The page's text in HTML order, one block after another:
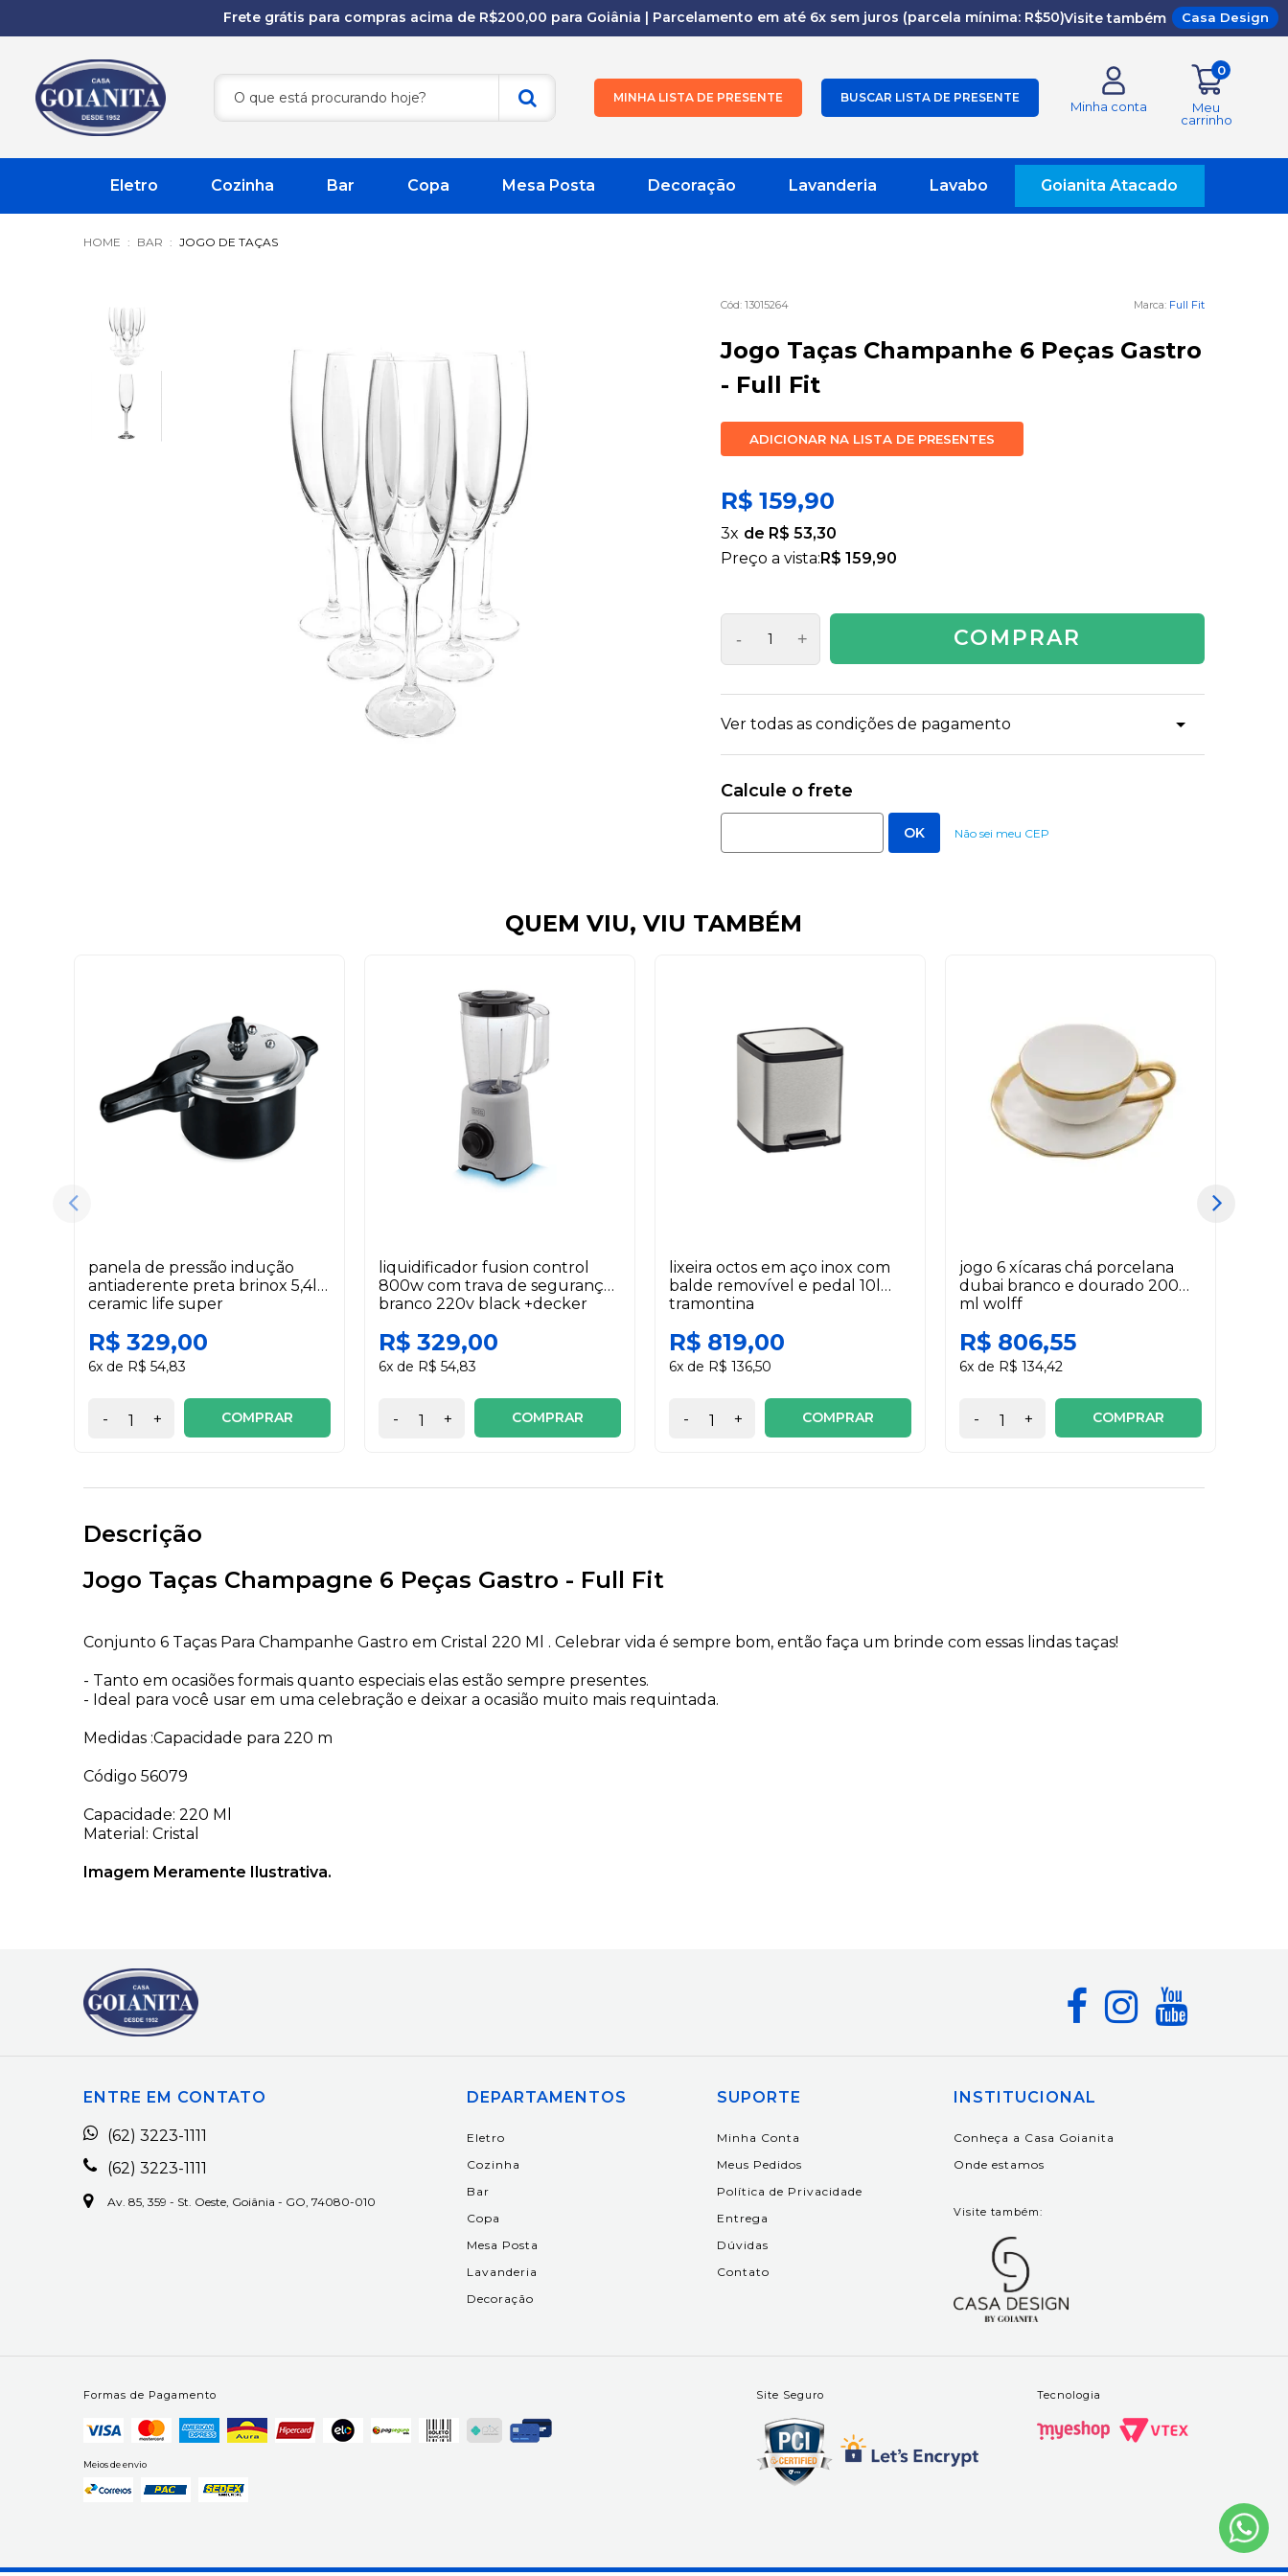
Frete grátis para compras acima de R$200,00 para Goiânia | Parcelamento em até 6x sem juros (parcela mínima: R$50)Visite também Casa Design
MINHA LISTA DE PRESENTE BUSCAR LISTA DE PRESENTE
Minha conta
0
Meu
carrinho
Eletro Cozinha Bar Copa Mesa Posta Decoração Lavanderia Lavabo Goianita Atacado
BAR JOGO DE TAÇAS
13015264 Full Fit
Jogo Taças Champanhe 6 Peças Gastro
- Full Fit
ADICIONAR NA LISTA DE PRESENTES
R$ 159,90
3x
R$ 53,30
Preço a vista:R$ 159,90
- + COMPRAR
Ver todas as condições de pagamento
Não sei meu CEP
QUEM VIU, VIU TAMBÉM
panela de pressão indução
antiaderente preta brinox 5,4l
ceramic life super
R$ 329,00
6x de R$ 54,83
- + COMPRAR
liquidificador fusion control
800w com trava de segurança
branco 220v black +decker
R$ 329,00
6x de R$ 54,83
- + COMPRAR
lixeira octos em aço inox com
balde removível e pedal 10l
tramontina
R$ 819,00
6x de R$ 136,50
- + COMPRAR
jogo 6 xícaras chá porcelana
dubai branco e dourado 200
ml wolff
R$ 806,55
6x de R$ 134,42
- + COMPRAR
Descrição
Jogo Taças Champagne 6 Peças Gastro - Full Fit
Conjunto 6 Taças Para Champanhe Gastro em Cristal 220 Ml . Celebrar vida é sempre bom, então faça um brinde com essas lindas taças!
- Tanto em ocasiões formais quanto especiais elas estão sempre presentes.
- Ideal para você usar em uma celebração e deixar a ocasião muito mais requintada.
Medidas :Capacidade para 220 m
Código 56079
Capacidade: 220 Ml
Material: Cristal
Imagem Meramente Ilustrativa.
ENTRE EM CONTATO
(62) 3223-1111
(62) 3223-1111
Av. 85, 359 - St. Oeste, Goiânia - GO, 74080-010
DEPARTAMENTOS
Eletro
Cozinha
Bar
Copa
Mesa Posta
Lavanderia
Decoração
SUPORTE
Minha Conta
Meus Pedidos
Política de Privacidade
Entrega
Dúvidas
Contato
INSTITUCIONAL
Conheça a Casa Goianita
Onde estamos
Visite também:
Formas de Pagamento
Meios de envio
Site Seguro Tecnologia